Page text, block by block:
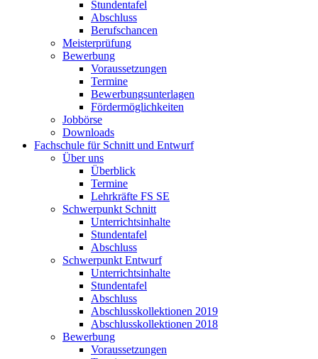
Stundentafel
Abschluss
Berufschancen
Meisterprüfung
Bewerbung
Voraussetzungen
Termine
Bewerbungsunterlagen
Fördermöglichkeiten
Jobbörse
Downloads
Fachschule für Schnitt und Entwurf
Über uns
Überblick
Termine
Lehrkräfte FS SE
Schwerpunkt Schnitt
Unterrichtsinhalte
Stundentafel
Abschluss
Schwerpunkt Entwurf
Unterrichtsinhalte
Stundentafel
Abschluss
Abschlusskollektionen 2019
Abschlusskollektionen 2018
Bewerbung
Voraussetzungen